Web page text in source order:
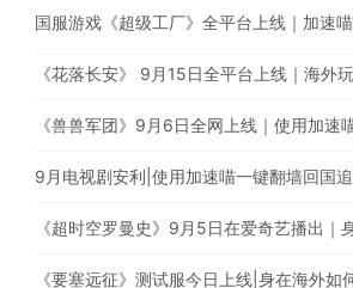
9月电视剧安利|使用加速喵一键翻墙回国
《要塞远征》测试服今日上线|身在海外如